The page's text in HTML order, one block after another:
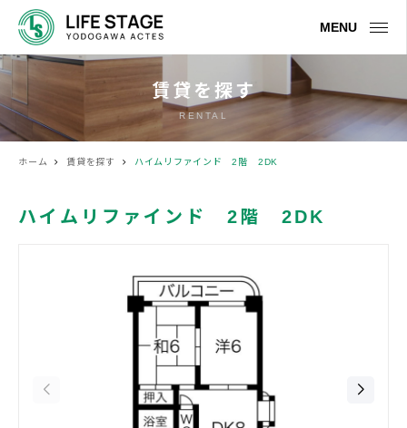
MENU
賃貸を探す
RENTAL
ホーム 賃貸を探す ハイムリファインド 2階 2DK
ハイムリファインド 2階 2DK